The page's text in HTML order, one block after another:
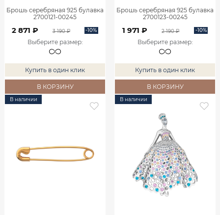
Брошь серебряная 925 булавка
2700121-00245
2 871 ₽ 3 190 ₽ -10%
Выберите размер:
Купить в один клик
В КОРЗИНУ
Брошь серебряная 925 булавка
2700123-00245
1 971 ₽ 2 190 ₽ -10%
Выберите размер:
Купить в один клик
В КОРЗИНУ
В наличии В наличии